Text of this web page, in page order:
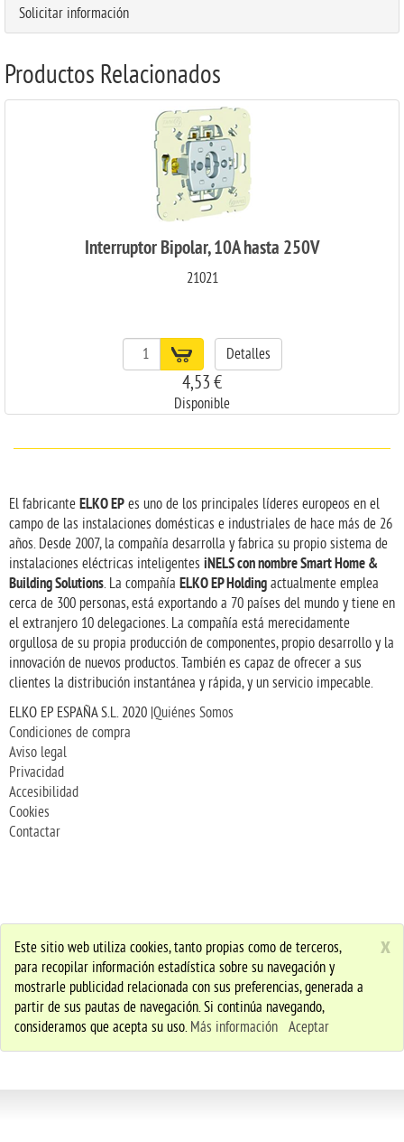
Solicitar información
Productos Relacionados
Interruptor Bipolar, 10A hasta 250V
21021
Detalles
4,53 €
Disponible
El fabricante ELKO EP es uno de los principales líderes europeos en el
campo de las instalaciones domésticas e industriales de hace más de 26
años. Desde 2007, la compañía desarrolla y fabrica su propio sistema de
instalaciones eléctricas inteligentes iNELS con nombre Smart Home &
Building Solutions . La compañía ELKO EP Holding actualmente emplea
cerca de 300 personas, está exportando a 70 países del mundo y tiene en
el extranjero 10 delegaciones. La compañía está merecidamente
orgullosa de su propia producción de componentes, propio desarrollo y la
innovación de nuevos productos. También es capaz de ofrecer a sus
clientes la distribución instantánea y rápida, y un servicio impecable.
ELKO EP ESPAÑA S.L. 2020 | Quiénes Somos
Condiciones de compra
Aviso legal
Privacidad
Accesibilidad
Cookies
Contactar
x
Este sitio web utiliza cookies, tanto propias como de terceros,
para recopilar información estadística sobre su navegación y
mostrarle publicidad relacionada con sus preferencias, generada a
partir de sus pautas de navegación. Si continúa navegando,
consideramos que acepta su uso. Más información Aceptar